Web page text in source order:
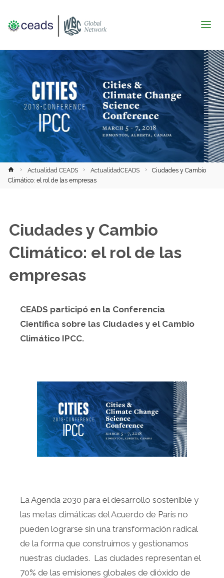
InicioActualidad CEADS ActualidadCEADS
Ciudades y Cambio
Climático: el rol de las empresas
Ciudades y Cambio
Climático: el rol de las
empresas
CEADS participó en la Conferencia
Científica sobre las Ciudades y el Cambio
Climático IPCC.
La Agenda 2030 para el desarrollo sostenible y
las metas climáticas del Acuerdo de París no
pueden lograrse sin una transformación radical
de la forma que construimos y gestionamos
nuestras ciudades. Las ciudades representan el
70% de las emisiones globales de dióxido de